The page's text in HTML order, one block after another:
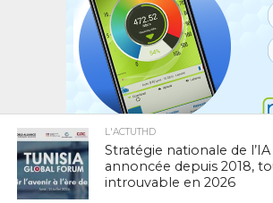
L'ACTUTHD
Stratégie nationale de l’IA
annoncée depuis 2018,
introuvable en 2026